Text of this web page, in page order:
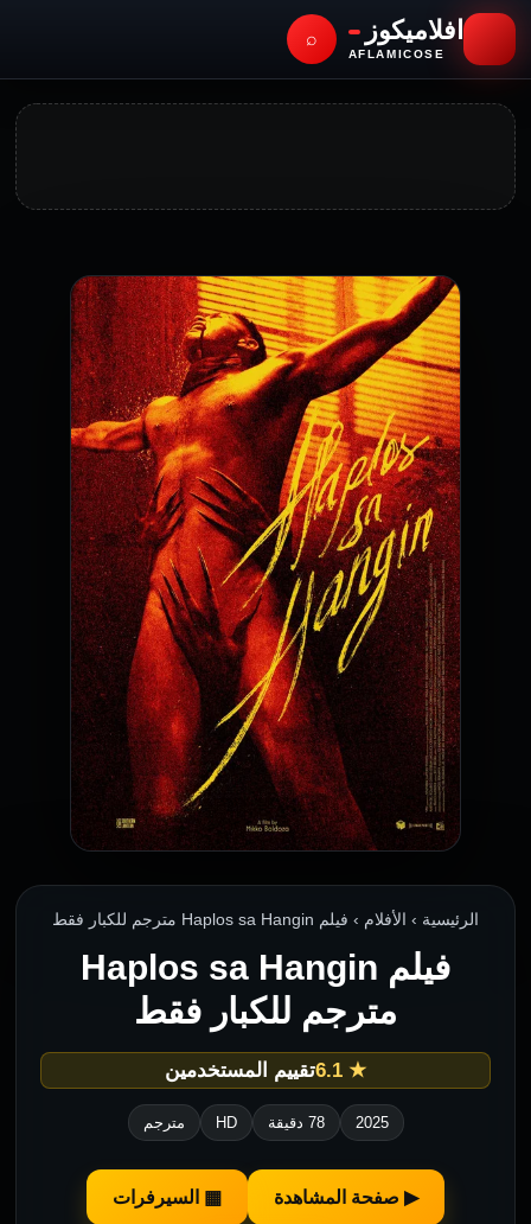
افلاميكوز
AFLAMICOSE
⌕
الرئيسية › الأفلام › فيلم Haplos sa Hangin مترجم للكبار فقط
فيلم Haplos sa Hangin
مترجم للكبار فقط
★ 6.1 تقييم المستخدمين
2025 78 دقيقة HD مترجم
▶ صفحة المشاهدة ▦ السيرفرات